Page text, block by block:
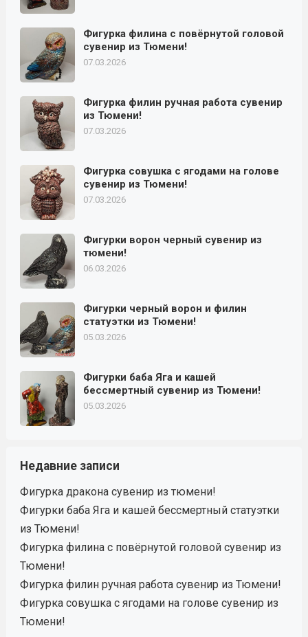
Фигурка филина с повёрнутой головой
сувенир из Тюмени!
07.03.2026
Фигурка филин ручная работа сувенир
из Тюмени!
07.03.2026
Фигурка совушка с ягодами на голове
сувенир из Тюмени!
07.03.2026
Фигурки ворон черный сувенир из
тюмени!
06.03.2026
Фигурки черный ворон и филин
статуэтки из Тюмени!
05.03.2026
Фигурки баба Яга и кашей
бессмертный сувенир из Тюмени!
05.03.2026
Недавние записи
Фигурка дракона сувенир из тюмени!
Фигурки баба Яга и кашей бессмертный статуэтки
из Тюмени!
Фигурка филина с повёрнутой головой сувенир из
Тюмени!
Фигурка филин ручная работа сувенир из Тюмени!
Фигурка совушка с ягодами на голове сувенир из
Тюмени!